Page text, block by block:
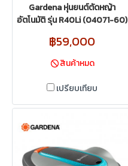
Gardena หุ่นยนต์ตัดหญ้า
อัตโนมัติ รุ่น R40Li (04071-60)
฿59,000
สินค้าหมด
เปรียบเทียบ